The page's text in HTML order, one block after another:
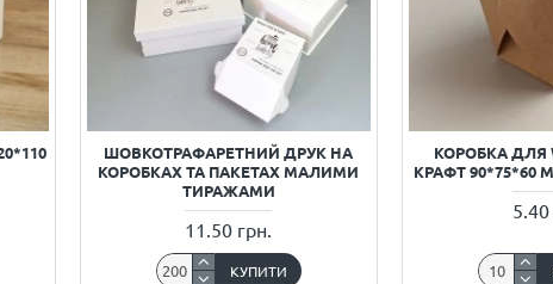
ШОВКОТРАФАРЕТНИЙ ДРУК НА
КОРОБКАХ ТА ПАКЕТАХ МАЛИМИ
ТИРАЖАМИ
11.50 грн.
КУПИТИ
КОРОБКА ДЛЯ
КРАФТ 90*75*60
5.40